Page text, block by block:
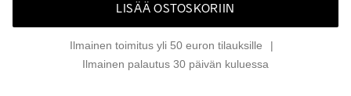
LISÄÄ OSTOSKORIIN
Ilmainen toimitus yli 50 euron tilauksille
Ilmainen palautus 30 päivän kuluessa